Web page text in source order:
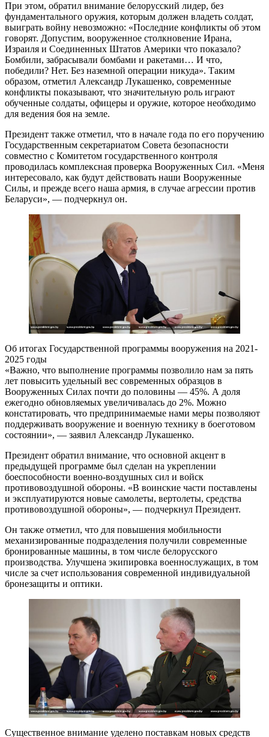
При этом, обратил внимание белорусский лидер, без
фундаментального оружия, которым должен владеть солдат,
выиграть войну невозможно: «Последние конфликты об этом
говорят. Допустим, вооруженное столкновение Ирана,
Израиля и Соединенных Штатов Америки что показало?
Бомбили, забрасывали бомбами и ракетами… И что,
победили? Нет. Без наземной операции никуда». Таким
образом, отметил Александр Лукашенко, современные
конфликты показывают, что значительную роль играют
обученные солдаты, офицеры и оружие, которое необходимо
для ведения боя на земле.
Президент также отметил, что в начале года по его поручению
Государственным секретариатом Совета безопасности
совместно с Комитетом государственного контроля
проводилась комплексная проверка Вооруженных Сил. «Меня
интересовало, как будут действовать наши Вооруженные
Силы, и прежде всего наша армия, в случае агрессии против
Беларуси», — подчеркнул он.
Об итогах Государственной программы вооружения на 2021-
2025 годы
«Важно, что выполнение программы позволило нам за пять
лет повысить удельный вес современных образцов в
Вооруженных Силах почти до половины — 45%. А доля
ежегодно обновляемых увеличивалась до 2%. Можно
констатировать, что предпринимаемые нами меры позволяют
поддерживать вооружение и военную технику в боеготовом
состоянии», — заявил Александр Лукашенко.
Президент обратил внимание, что основной акцент в
предыдущей программе был сделан на укреплении
боеспособности военно-воздушных сил и войск
противовоздушной обороны. «В воинские части поставлены
и эксплуатируются новые самолеты, вертолеты, средства
противовоздушной обороны», — подчеркнул Президент.
Он также отметил, что для повышения мобильности
механизированные подразделения получили современные
бронированные машины, в том числе белорусского
производства. Улучшена экипировка военнослужащих, в том
числе за счет использования современной индивидуальной
бронезащиты и оптики.
Существенное внимание уделено поставкам новых средств